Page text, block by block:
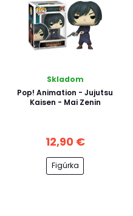
Skladom
Pop! Animation - Jujutsu
Kaisen - Mai Zenin
12,90 €
Figúrka